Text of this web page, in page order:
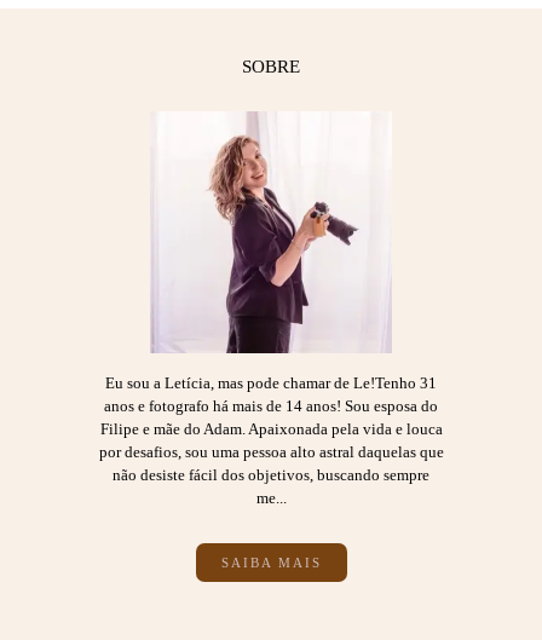
SOBRE
Eu sou a Letícia, mas pode chamar de Le!Tenho 31
anos e fotografo há mais de 14 anos! Sou esposa do
Filipe e mãe do Adam. Apaixonada pela vida e louca
por desafios, sou uma pessoa alto astral daquelas que
não desiste fácil dos objetivos, buscando sempre
me...
SAIBA MAIS